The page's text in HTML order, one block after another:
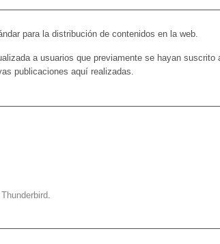
para la distribución de contenidos en la web.
a usuarios que previamente se hayan suscrito
publicaciones aquí realizadas.
.